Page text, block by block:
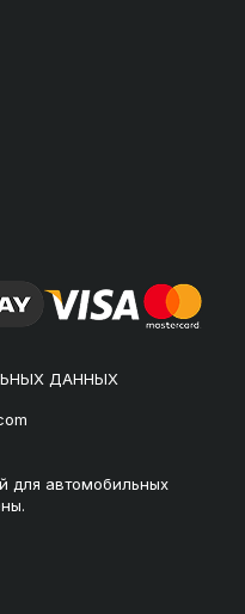
ДАННЫХ
для автомобильных